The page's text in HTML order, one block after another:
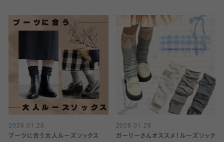
2026.01.28
ブーツに合う大人ルーズソックス
2026.01.28
ガーリーさんオススメ！ルーズソック